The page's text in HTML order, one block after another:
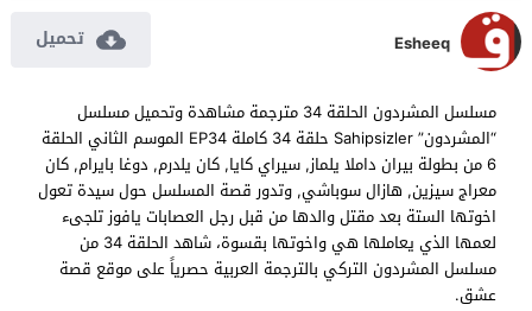
Esheeq تحميل
مسلسل المشردون الحلقة 34 مترجمة مشاهدة وتحميل مسلسل
“المشردون” Sahipsizler حلقة 34 كاملة EP34 الموسم الثاني الحلقة
6 من بطولة بيران داملا يلماز, سيراي كايا, كان يلدرم, دوغا بايرام, كان
معراج سيزين, هازال سوباشي, وتدور قصة المسلسل حول سيدة تعول
اخوتها الستة بعد مقتل والدها من قبل رجل العصابات يافوز تلجىء
لعمها الذي يعاملها هي واخوتها بقسوة، شاهد الحلقة 34 من
مسلسل المشردون التركي بالترجمة العربية حصرياً على موقع قصة
عشق.